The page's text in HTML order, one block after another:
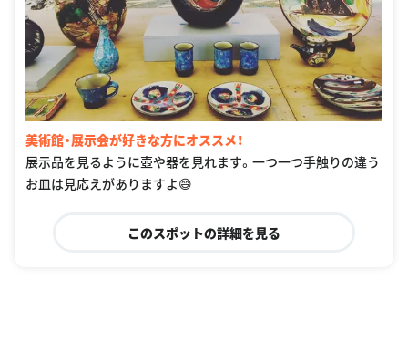
美術館・展示会が好きな方にオススメ！
展示品を見るように壺や器を見れます。一つ一つ手触りの違う
お皿は見応えがありますよ😄
このスポットの詳細を見る